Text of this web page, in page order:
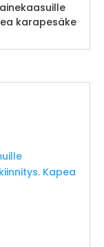
karapesäke